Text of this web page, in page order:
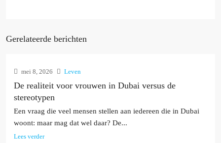
Gerelateerde berichten
mei 8, 2026 Leven
De realiteit voor vrouwen in Dubai versus de
stereotypen
Een vraag die veel mensen stellen aan iedereen die in Dubai
woont: maar mag dat wel daar? De...
Lees verder